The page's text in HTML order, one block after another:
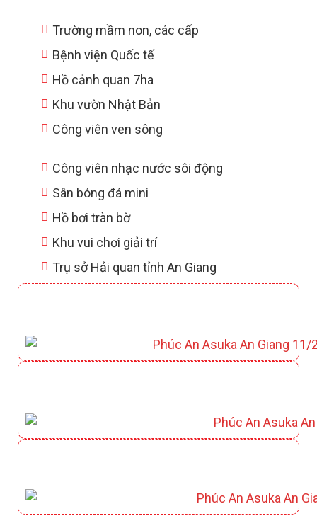
Trường mầm non, các cấp
Bệnh viện Quốc tế
Hồ cảnh quan 7ha
Khu vườn Nhật Bản
Công viên ven sông
Công viên nhạc nước sôi động
Sân bóng đá mini
Hồ bơi tràn bờ
Khu vui chơi giải trí
Trụ sở Hải quan tỉnh An Giang